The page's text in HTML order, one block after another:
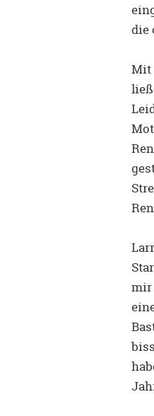
die
Mit
mir